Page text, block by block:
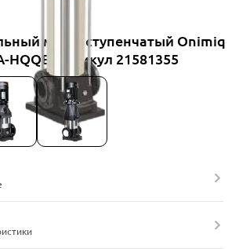
многоступенчатый Onimiq
HQQE, артикул 21581355